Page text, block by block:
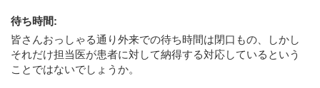
待ち時間:
皆さんおっしゃる通り外来での待ち時間は閉口もの、しかし
それだけ担当医が患者に対して納得する対応しているという
ことではないでしょうか。